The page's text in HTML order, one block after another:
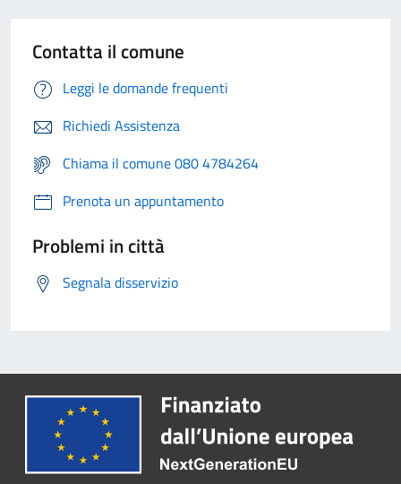
Contatta il comune
Leggi le domande frequenti
Richiedi Assistenza
Chiama il comune 080 4784264
Prenota un appuntamento
Problemi in città
Segnala disservizio